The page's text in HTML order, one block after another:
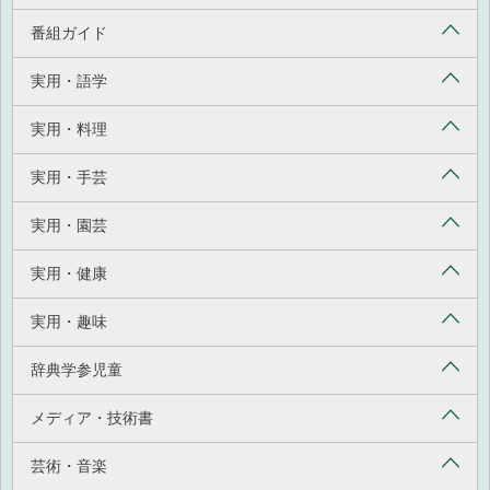
番組ガイド
実用・語学
実用・料理
実用・手芸
実用・園芸
実用・健康
実用・趣味
辞典学参児童
メディア・技術書
芸術・音楽